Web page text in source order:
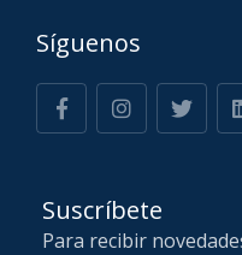
Síguenos
Suscríbete
Para recibir